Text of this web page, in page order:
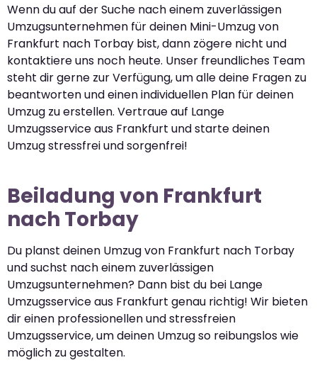
Wenn du auf der Suche nach einem zuverlässigen
Umzugsunternehmen für deinen Mini-Umzug von
Frankfurt nach Torbay bist, dann zögere nicht und
kontaktiere uns noch heute. Unser freundliches Team
steht dir gerne zur Verfügung, um alle deine Fragen zu
beantworten und einen individuellen Plan für deinen
Umzug zu erstellen. Vertraue auf Lange
Umzugsservice aus Frankfurt und starte deinen
Umzug stressfrei und sorgenfrei!
Beiladung von Frankfurt
nach Torbay
Du planst deinen Umzug von Frankfurt nach Torbay
und suchst nach einem zuverlässigen
Umzugsunternehmen? Dann bist du bei Lange
Umzugsservice aus Frankfurt genau richtig! Wir bieten
dir einen professionellen und stressfreien
Umzugsservice, um deinen Umzug so reibungslos wie
möglich zu gestalten.